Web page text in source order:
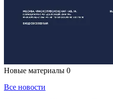
Новые материалы 0
Все новости